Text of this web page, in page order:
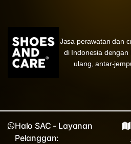
Jasa perawatan dan
di Indonesia dengan
ulang, antar-
Halo SAC - Layanan
Pelanggan: